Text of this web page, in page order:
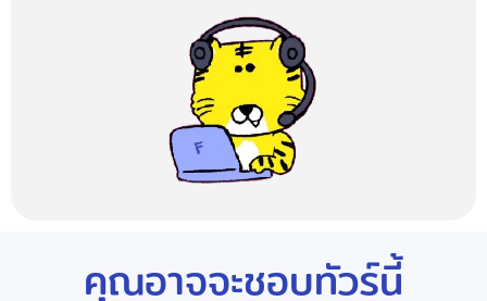
คุณอาจจะชอบทัวร์นี้